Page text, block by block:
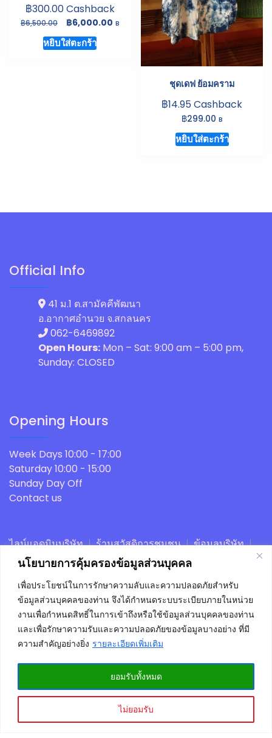
นโยบายการคุ้มครองข้อมูลส่วนบุคคล
เพื่อประโยชน์ในการรักษาความลับและความปลอดภัยสำหรับ
ข้อมูลส่วนบุคคลของท่าน จึงได้กำหนดระบบระเบียบภายในหน่วย
งานเพื่อกำหนดสิทธิ์ในการเข้าถึงหรือใช้ข้อมูลส่วนบุคคลของท่าน
และเพื่อรักษาความรับและความปลอดภัยของข้อมูลบางอย่าง ที่มี
ความสำคัญอย่างยิ่ง รายละเอียดเพิ่มเติม
ไม่ยอมรับ
ยอมรับทั้งหมด
฿300.00Cashback
฿6,500.00
Original
price
was:
฿6,000.00Current
B
หยิบใส่ตะกร้า
ชุดเดฟ ย้อมคราม
฿14.95Cashback
฿299.00 B
หยิบใส่ตะกร้า
Official Info
41 ม.1 ต.สามัคคีพัฒนา
อ.อากาศอำนวย จ.สกลนคร
062-6469892
Open Hours: Mon – Sat: 9:00 am – 5:00 pm,
Sunday: CLOSED
Opening Hours
Week Days 10:00 - 17:00
Saturday10:00 - 15:00
Sunday Day Off
Contact us
ไลน์แอดมินบริษัท ร้านสวัสดิการชุมชน ข้อมูลบริษัท
ตะกร้าสินค้า
โหลดแอพร้านค้าสวัสดิการ บัญชีของฉัน
www.silverplacegroup.com - A theme by Gradient
Themes ©
เปลี่ยนภาษา »
ติดต่อแอดมิน
Open chaty
2